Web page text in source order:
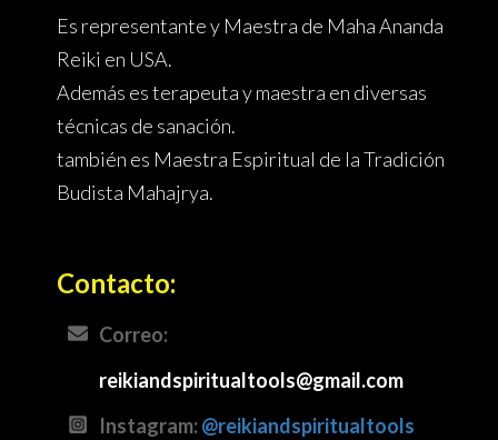
Es representante y Maestra de Maha Ananda
Reiki en USA.
Además es terapeuta y maestra en diversas
técnicas de sanación.
también es Maestra Espiritual de la Tradición
Budista Mahajrya.
Contacto:
Correo:
reikiandspiritualtools@gmail.com
Instagram:@reikiandspiritualtools